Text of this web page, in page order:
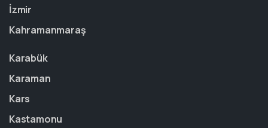
İzmir
Kahramanmaraş
Karabük
Karaman
Kars
Kastamonu